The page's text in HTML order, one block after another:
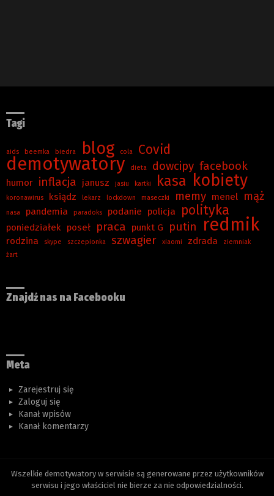
Tagi
aids beemka biedra blog cola Covid
demotywatory dieta dowcipy facebook
humor inflacja janusz jasiu kartki kasa kobiety
koronawirus ksiądz lekarz lockdown maseczki memy menel mąż
nasa pandemia paradoks podanie policja polityka
poniedziałek poseł praca punkt G putin redmik
rodzina skype szczepionka szwagier xiaomi zdrada
ziemniak
żart
Znajdź nas na Facebooku
Meta
Zarejestruj się
Zaloguj się
Kanał wpisów
Kanał komentarzy
Wszelkie demotywatory w serwisie są generowane przez użytkowników
serwisu i jego właściciel nie bierze za nie odpowiedzialności.